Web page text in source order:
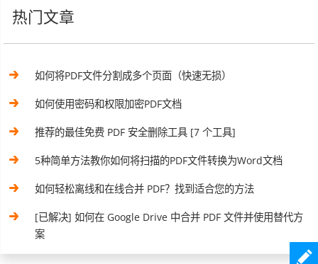
热门文章
如何将PDF文件分割成多个页面（快速无损）
如何使用密码和权限加密PDF文档
推荐的最佳免费 PDF 安全删除工具 [7 个工具]
5种简单方法教你如何将扫描的PDF文件转换为Word文档
如何轻松离线和在线合并 PDF？找到适合您的方法
[已解决] 如何在 Google Drive 中合并 PDF 文件并使用替代方
案